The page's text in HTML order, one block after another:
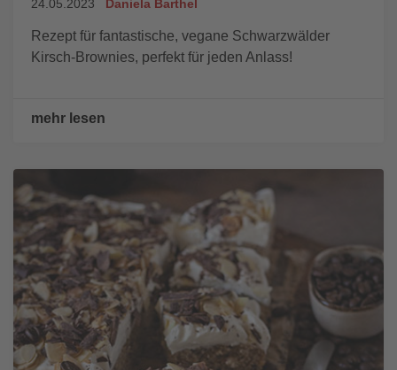
24.05.2023 Daniela Barthel
Rezept für fantastische, vegane Schwarzwälder
Kirsch-Brownies, perfekt für jeden Anlass!
mehr lesen